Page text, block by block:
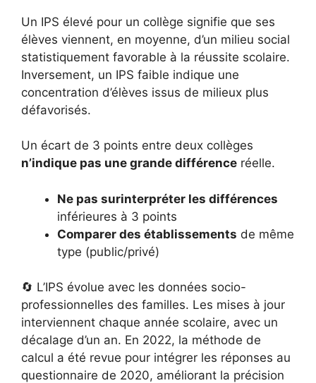
Un IPS élevé pour un collège signifie que ses
élèves viennent, en moyenne, d’un milieu social
statistiquement favorable à la réussite scolaire.
Inversement, un IPS faible indique une
concentration d’élèves issus de milieux plus
défavorisés.
Un écart de 3 points entre deux collèges
n’indique pas une grande différence réelle.
Ne pas surinterpréter les différences
inférieures à 3 points
Comparer des établissements de même
type (public/privé)
🔄 L’IPS évolue avec les données socio-
professionnelles des familles. Les mises à jour
interviennent chaque année scolaire, avec un
décalage d’un an. En 2022, la méthode de
calcul a été revue pour intégrer les réponses au
questionnaire de 2020, améliorant la précision